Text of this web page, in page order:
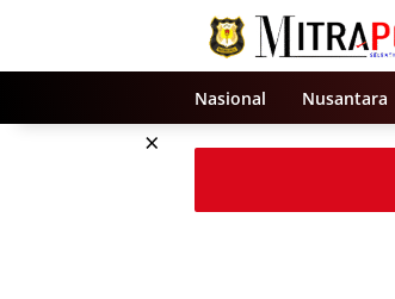
Nasional Nusantara
×